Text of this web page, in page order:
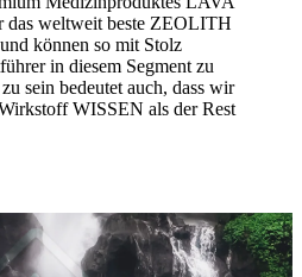
das weltweit beste ZEOLITH
können so mit Stolz
in diesem Segment zu
sein bedeutet auch, dass wir
WISSEN als der Rest